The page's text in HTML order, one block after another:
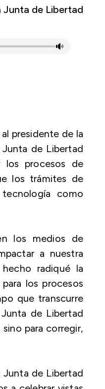
Junta de Libertad
presidente de la
de Libertad
los procesos de
los trámites de
como
los medios de
a nuestra
radiqué la
los procesos
que transcurre
de Libertad
para corregir,
Junta de Libertad